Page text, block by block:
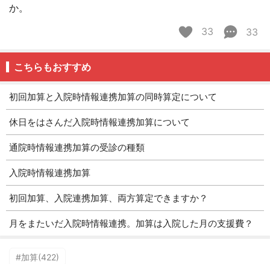
か。
33
33
こちらもおすすめ
初回加算と入院時情報連携加算の同時算定について
休日をはさんだ入院時情報連携加算について
通院時情報連携加算の受診の種類
入院時情報連携加算
初回加算、入院連携加算、両方算定できますか？
月をまたいだ入院時情報連携。加算は入院した月の支援費？
#加算(422)